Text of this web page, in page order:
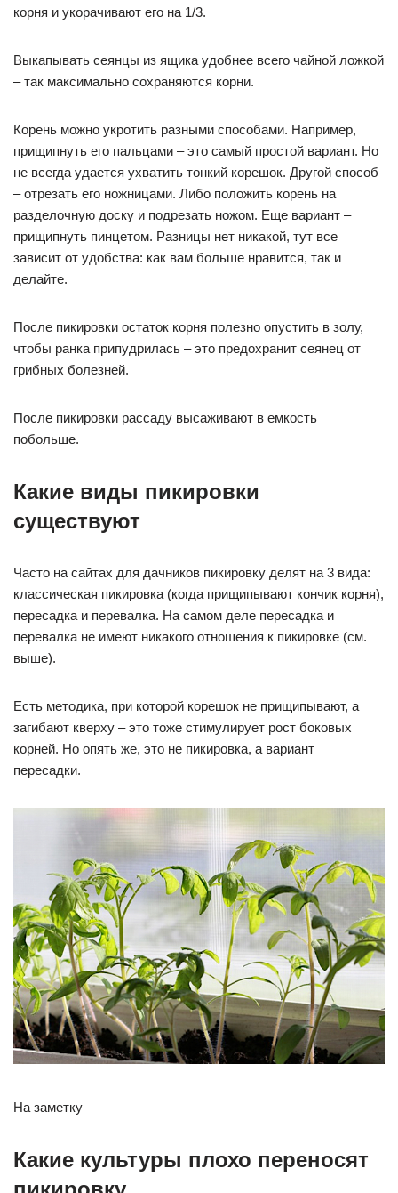
корня и укорачивают его на 1/3.
Выкапывать сеянцы из ящика удобнее всего чайной ложкой
– так максимально сохраняются корни.
Корень можно укротить разными способами. Например,
прищипнуть его пальцами – это самый простой вариант. Но
не всегда удается ухватить тонкий корешок. Другой способ
– отрезать его ножницами. Либо положить корень на
разделочную доску и подрезать ножом. Еще вариант –
прищипнуть пинцетом. Разницы нет никакой, тут все
зависит от удобства: как вам больше нравится, так и
делайте.
После пикировки остаток корня полезно опустить в золу,
чтобы ранка припудрилась – это предохранит сеянец от
грибных болезней.
После пикировки рассаду высаживают в емкость
побольше.
Какие виды пикировки
существуют
Часто на сайтах для дачников пикировку делят на 3 вида:
классическая пикировка (когда прищипывают кончик корня),
пересадка и перевалка. На самом деле пересадка и
перевалка не имеют никакого отношения к пикировке (см.
выше).
Есть методика, при которой корешок не прищипывают, а
загибают кверху – это тоже стимулирует рост боковых
корней. Но опять же, это не пикировка, а вариант
пересадки.
На заметку
Какие культуры плохо переносят